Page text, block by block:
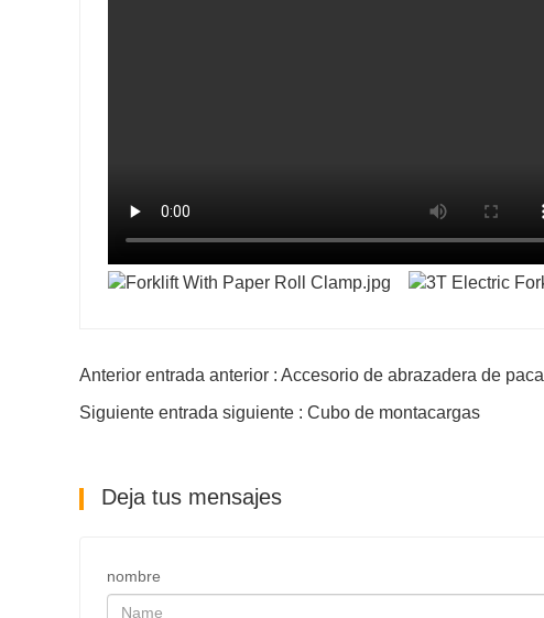
Anterior entrada anterior : Accesorio de abrazadera de paca
Siguiente entrada siguiente : Cubo de montacargas
Deja tus mensajes
nombre